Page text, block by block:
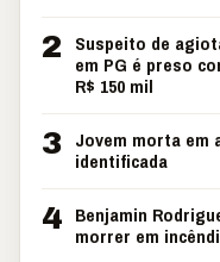
2
Suspeito de
em PG é preso
R$ 150 mil
3 Jovem morta em
identificada
4 Benjamin
morrer em